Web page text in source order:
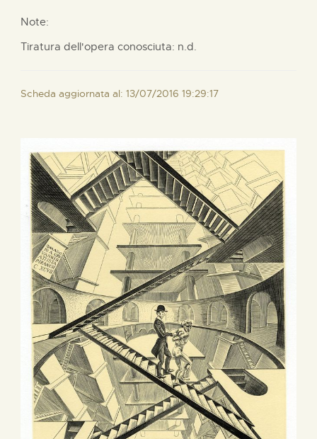
Note:
Tiratura dell'opera conosciuta: n.d.
Scheda aggiornata al: 13/07/2016 19:29:17